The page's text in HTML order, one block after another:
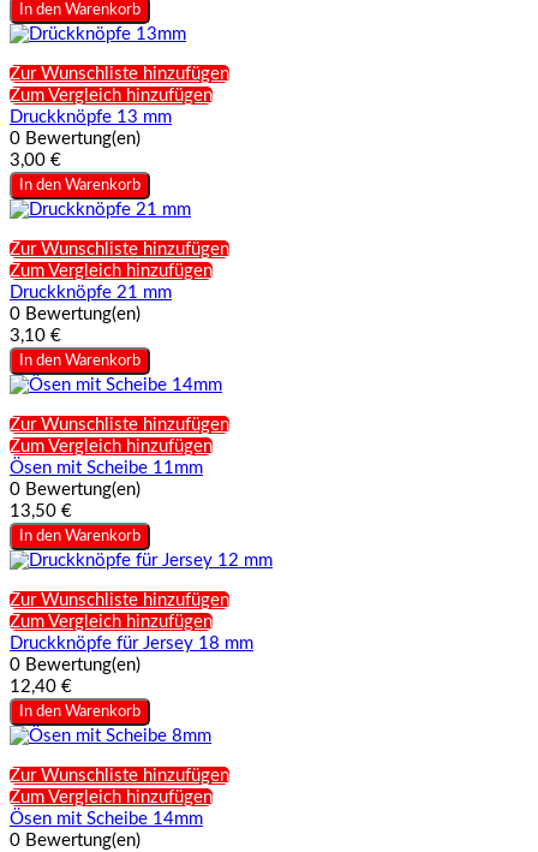
In den Warenkorb
Zur Wunschliste hinzufügen
Zum Vergleich hinzufügen
Druckknöpfe 13 mm
0 Bewertung(en)
3,00 €
In den Warenkorb
Zur Wunschliste hinzufügen
Zum Vergleich hinzufügen
Druckknöpfe 21 mm
0 Bewertung(en)
3,10 €
In den Warenkorb
Zur Wunschliste hinzufügen
Zum Vergleich hinzufügen
Ösen mit Scheibe 11mm
0 Bewertung(en)
13,50 €
In den Warenkorb
Zur Wunschliste hinzufügen
Zum Vergleich hinzufügen
Druckknöpfe für Jersey 18 mm
0 Bewertung(en)
12,40 €
In den Warenkorb
Zur Wunschliste hinzufügen
Zum Vergleich hinzufügen
Ösen mit Scheibe 14mm
0 Bewertung(en)